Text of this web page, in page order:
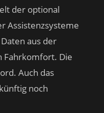
der optional
Assistenzsysteme
aus der
Fahrkomfort. Die
Auch das
noch